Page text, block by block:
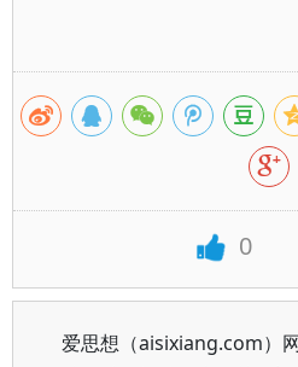
0
爱思想（aisixiang.com）